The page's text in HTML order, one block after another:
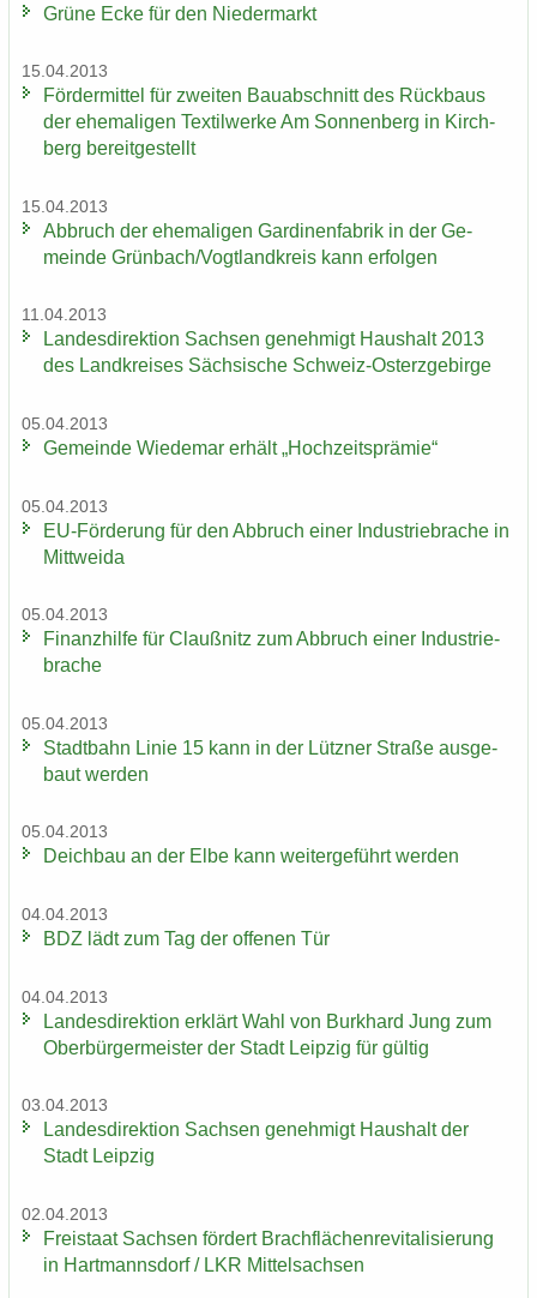
Grüne Ecke für den Nie­der­markt
15.04.2013
För­der­mit­tel für zwei­ten Bau­ab­schnitt des Rück­baus
der ehe­ma­li­gen Tex­til­wer­ke Am Son­nen­berg in Kirch­
berg be­reit­ge­stellt
15.04.2013
Ab­bruch der ehe­ma­li­gen Gar­di­nen­fa­brik in der Ge­
mein­de Grün­bach/Vogt­land­kreis kann er­fol­gen
11.04.2013
Lan­des­di­rek­ti­on Sach­sen ge­neh­migt Haus­halt 2013
des Land­krei­ses Säch­si­sche Schweiz-​Osterzgebirge
05.04.2013
Ge­mein­de Wie­de­mar er­hält „Hoch­zeits­prä­mie“
05.04.2013
EU-​Förderung für den Ab­bruch einer In­dus­trie­bra­che in
Mitt­wei­da
05.04.2013
Fi­nanz­hil­fe für Clau­ß­nitz zum Ab­bruch einer In­dus­trie­
bra­che
05.04.2013
Stadt­bahn Linie 15 kann in der Lütz­ner Stra­ße aus­ge­
baut wer­den
05.04.2013
Deich­bau an der Elbe kann wei­ter­ge­führt wer­den
04.04.2013
BDZ lädt zum Tag der of­fe­nen Tür
04.04.2013
Lan­des­di­rek­ti­on er­klärt Wahl von Burk­hard Jung zum
Ober­bür­ger­meis­ter der Stadt Leip­zig für gül­tig
03.04.2013
Lan­des­di­rek­ti­on Sach­sen ge­neh­migt Haus­halt der
Stadt Leip­zig
02.04.2013
Frei­staat Sach­sen för­dert Brach­flä­chen­re­vi­ta­li­sie­rung
in Hart­manns­dorf / LKR Mit­tel­sach­sen